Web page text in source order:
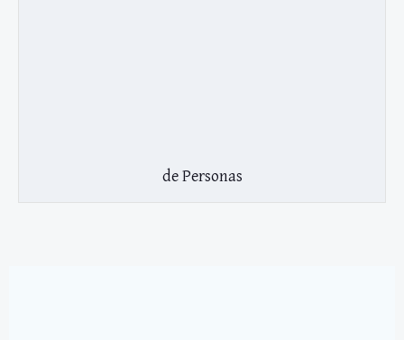
de Personas